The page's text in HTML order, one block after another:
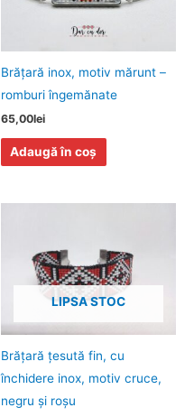
Brăţară inox, motiv mărunt –
romburi îngemănate
65,00lei
Adaugă în coș
LIPSA STOC
Brăţară ţesută fin, cu
închidere inox, motiv cruce,
negru şi roşu